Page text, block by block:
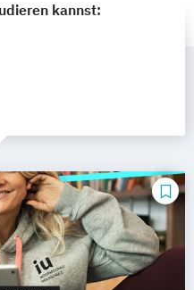
kannst: